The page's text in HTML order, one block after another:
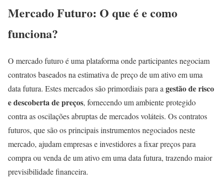
Mercado Futuro: O que é e como
funciona?
O mercado futuro é uma plataforma onde participantes negociam
contratos baseados na estimativa de preço de um ativo em uma
data futura. Estes mercados são primordiais para a gestão de risco
e descoberta de preços, fornecendo um ambiente protegido
contra as oscilações abruptas de mercados voláteis. Os contratos
futuros, que são os principais instrumentos negociados neste
mercado, ajudam empresas e investidores a fixar preços para
compra ou venda de um ativo em uma data futura, trazendo maior
previsibilidade financeira.